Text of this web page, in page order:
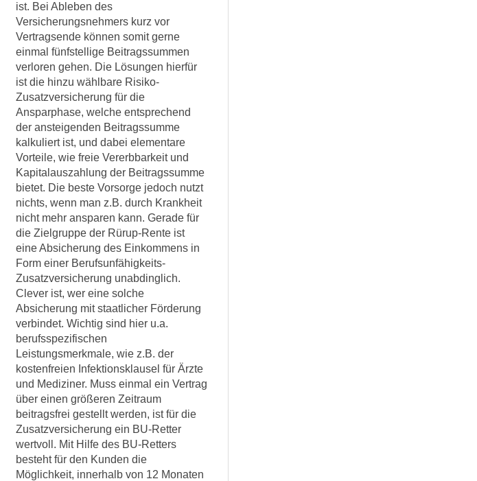
ist. Bei Ableben des
Versicherungsnehmers kurz vor
Vertragsende können somit gerne
einmal fünfstellige Beitragssummen
verloren gehen. Die Lösungen hierfür
ist die hinzu wählbare Risiko-
Zusatzversicherung für die
Ansparphase, welche entsprechend
der ansteigenden Beitragssumme
kalkuliert ist, und dabei elementare
Vorteile, wie freie Vererbbarkeit und
Kapitalauszahlung der Beitragssumme
bietet. Die beste Vorsorge jedoch nutzt
nichts, wenn man z.B. durch Krankheit
nicht mehr ansparen kann. Gerade für
die Zielgruppe der Rürup-Rente ist
eine Absicherung des Einkommens in
Form einer Berufsunfähigkeits-
Zusatzversicherung unabdinglich.
Clever ist, wer eine solche
Absicherung mit staatlicher Förderung
verbindet. Wichtig sind hier u.a.
berufsspezifischen
Leistungsmerkmale, wie z.B. der
kostenfreien Infektionsklausel für Ärzte
und Mediziner. Muss einmal ein Vertrag
über einen größeren Zeitraum
beitragsfrei gestellt werden, ist für die
Zusatzversicherung ein BU-Retter
wertvoll. Mit Hilfe des BU-Retters
besteht für den Kunden die
Möglichkeit, innerhalb von 12 Monaten